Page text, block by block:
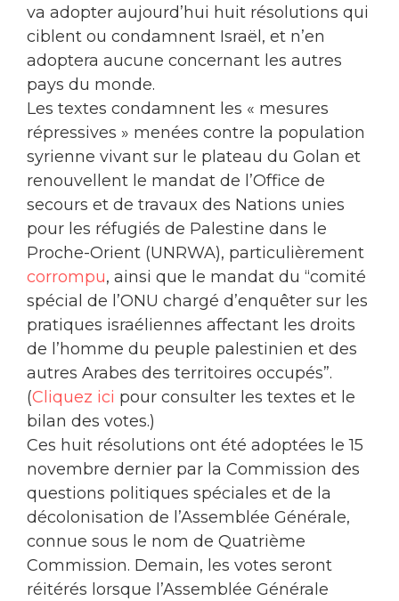
va adopter aujourd’hui huit résolutions qui
ciblent ou condamnent Israël, et n’en
adoptera aucune concernant les autres
pays du monde.
Les textes condamnent les « mesures
répressives » menées contre la population
syrienne vivant sur le plateau du Golan et
renouvellent le mandat de l’Office de
secours et de travaux des Nations unies
pour les réfugiés de Palestine dans le
Proche-Orient (UNRWA), particulièrement
corrompu, ainsi que le mandat du “comité
spécial de l’ONU chargé d’enquêter sur les
pratiques israéliennes affectant les droits
de l’homme du peuple palestinien et des
autres Arabes des territoires occupés”.
(Cliquez ici pour consulter les textes et le
bilan des votes.)
Ces huit résolutions ont été adoptées le 15
novembre dernier par la Commission des
questions politiques spéciales et de la
décolonisation de l’Assemblée Générale,
connue sous le nom de Quatrième
Commission. Demain, les votes seront
réitérés lorsque l’Assemblée Générale